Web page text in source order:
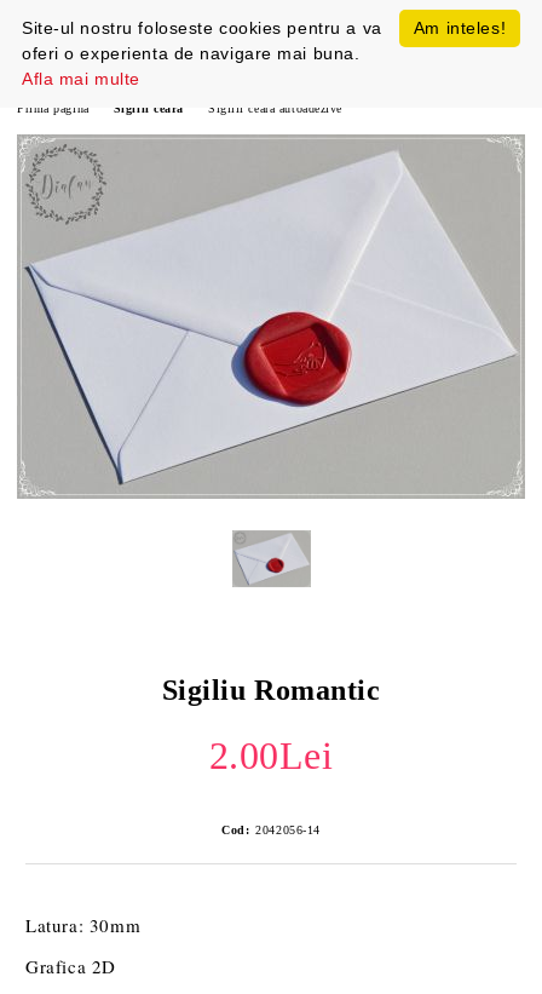
Prima pagină Sigilii ceara Sigilii ceara autoadezive
Sigiliu Romantic
2.00Lei
Cod: 2042056-14
Latura: 30mm
Grafica 2D
Am inteles!
Site-ul nostru foloseste cookies pentru a va
oferi o experienta de navigare mai buna.
Afla mai multe